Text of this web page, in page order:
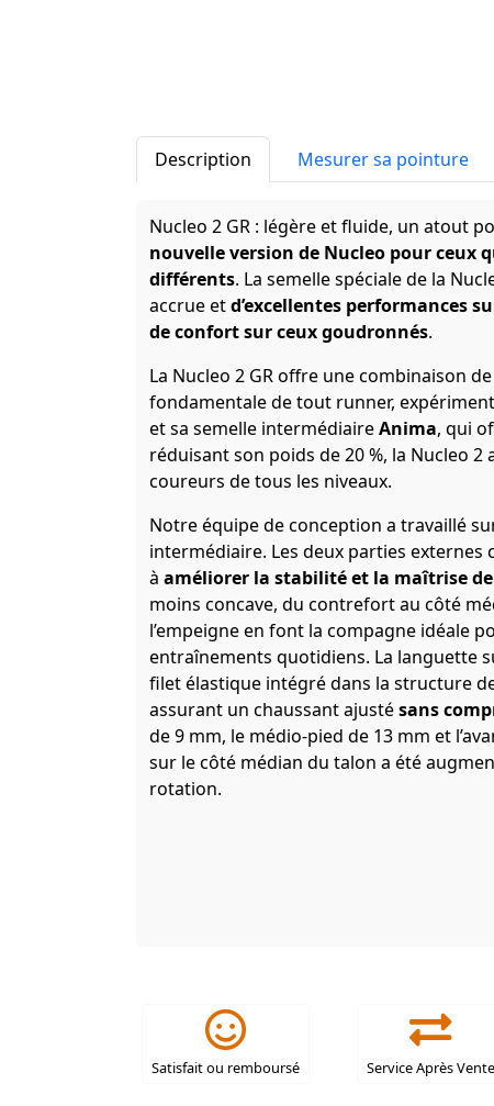
Description Mesurer sa pointure
Nucleo 2 GR : légère et fluide, un atout
nouvelle version de Nucleo pour ceux
différents. La semelle spéciale de la
accrue etd’excellentes performances
de confort sur ceux goudronnés.
La Nucleo 2 GR offre une combinaison
fondamentale de tout runner,
et sa semelle intermédiaireAnima, qui
réduisant son poids de 20 %, la Nucleo
coureurs de tous les niveaux.
Notre équipe de conception a travaillé
intermédiaire. Les deux parties
à améliorer la stabilité et la maîtrise
moins concave, du contrefort au côté
l’empeigne en font la compagne idéale
entraînements quotidiens. La languette
filet élastique intégré dans la structure
assurant un chaussant ajustésans
de 9 mm, le médio-pied de 13 mm et
sur le côté médian du talon a été
rotation.
Satisfait ou remboursé Service Après Vente